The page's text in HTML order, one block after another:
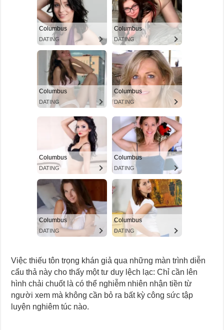
Việc thiếu tôn trọng khán giả qua những màn trình diễn
cẩu thả này cho thấy một tư duy lệch lạc: Chỉ cần lên
hình chải chuốt là có thể nghiễm nhiên nhận tiền từ
người xem mà không cần bỏ ra bất kỳ công sức tập
luyện nghiêm túc nào.